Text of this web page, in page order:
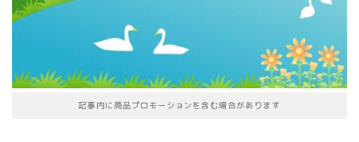
記事内に商品プロモーションを含む場合があります